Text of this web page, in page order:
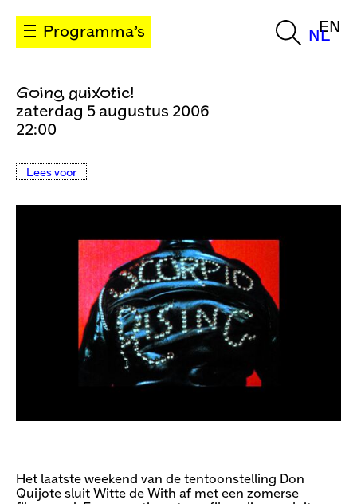
Programma’s NL
EN
Going quixotic!
zaterdag 5 augustus 2006
22:00
Lees voor
Het laatste weekend van de tentoonstelling Don
Quijote sluit Witte de With af met een zomerse